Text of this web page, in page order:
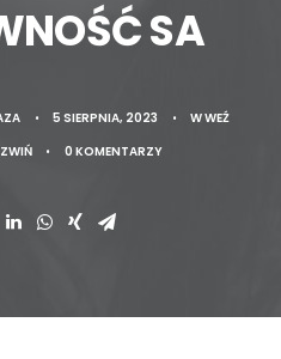
SA
• 5 SIERPNIA, 2023 • WWEŹ
• 0 KOMENTARZY